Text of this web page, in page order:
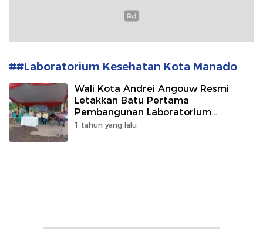
##Laboratorium Kesehatan Kota Manado
Wali Kota Andrei Angouw Resmi
Letakkan Batu Pertama
Pembangunan Laboratorium
Kesehatan Kota Manado
1 tahun yang lalu